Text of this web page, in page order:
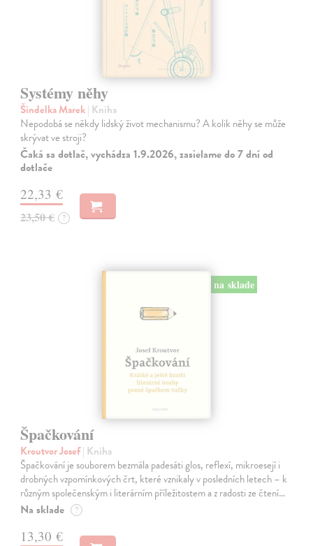
Systémy něhy
Šindelka Marek| Kniha
Nepodobá se někdy lidský život mechanismu? A kolik něhy se může
skrývat ve stroji?
Čaká sa dotlač, vychádza 1.9.2026, zasielame do 7 dní od
dotlače
22,33 €
23,50 € ?
na sklade
Špačkování
Kroutvor Josef| Kniha
Špačkování je souborem bezmála padesáti glos, reflexí, mikroesejí i
drobných vzpomínkových črt, které vznikaly v posledních letech – k
různým společenským i literárním příležitostem a z radosti ze čtení…
Na sklade ?
13,30 €